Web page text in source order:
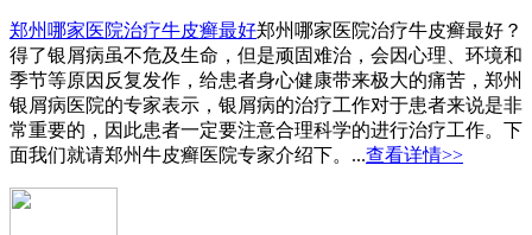
郑州哪家医院治疗牛皮癣最好郑州哪家医院治疗牛皮癣最好？
得了银屑病虽不危及生命，但是顽固难治，会因心理、环境和
季节等原因反复发作，给患者身心健康带来极大的痛苦，郑州
银屑病医院的专家表示，银屑病的治疗工作对于患者来说是非
常重要的，因此患者一定要注意合理科学的进行治疗工作。下
面我们就请郑州牛皮癣医院专家介绍下。...查看详情>>